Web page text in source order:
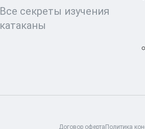
Все секреты изучения
катаканы
Договор оферта Политика